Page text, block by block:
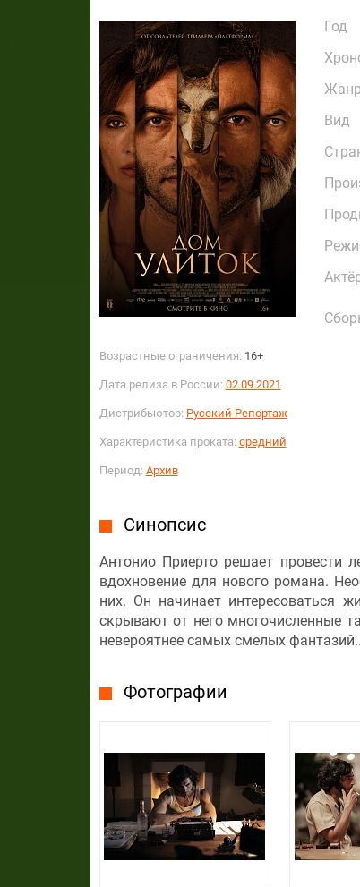
Возрастные ограничения: 16+
Дата релиза в России: 02.09.2021
Дистрибьютор: Русский Репортаж
Характеристика проката: средний
Период: Архив
Год
Жанр
Вид
Синопсис
Антонио Приерто решает провести
вдохновение для нового романа.
них. Он начинает интересоваться
скрывают от него многочисленные
невероятнее самых смелых
Фотографии